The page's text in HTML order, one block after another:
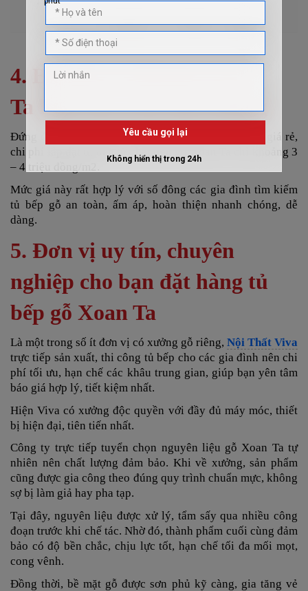
Chọn nơi thiết kế thi công uy tín, có kinh nghiệm
4. Báo giá tủ bếp gỗ Xoan
Ta hiện nay trên thị trường
Đứng đầu danh sách các loại tủ bếp gỗ tự nhiên có giá rẻ,
chi phí lắp đặt tủ bếp từ chất liệu gỗ Xoan Ta chỉ khoảng 3
– 4 triệu đồng/m2.
Mức giá này rất hợp lý với số đông các gia đình tìm kiếm
tủ bếp gỗ an toàn, ấm áp, hoàn thiện nhanh chóng, dễ
dàng.
5. Đơn vị uy tín, chuyên
nghiệp cho bạn đặt hàng tủ
bếp gỗ Xoan Ta
Là một trong số ít đơn vị có xưởng gỗ riêng, Nội Thất Viva
trực tiếp sản xuất, thi công tủ bếp cho các gia đình nên chi
phí tối ưu, hạn chế các khâu trung gian, giúp bạn yên tâm
báo giá hợp lý, tiết kiệm nhất.
Hiện Viva có xưởng độc quyền với đầy đủ máy móc, thiết
bị hiện đại, tiên tiến nhất.
Công ty trực tiếp tuyển chọn nguyên liệu gỗ Xoan Ta tự
nhiên nên chất lượng đảm bảo. Khi về xưởng, sản phẩm
cũng được gia công theo đúng quy trình chuẩn mực, không
sợ bị làm giả hay pha tạp.
Tại đây, nguyên liệu được xử lý, tẩm sấy qua nhiều công
đoạn trước khi chế tác. Nhờ đó, thành phẩm cuối cùng đảm
bảo có độ bền chắc, chịu lực tốt, hạn chế tối đa mối mọt,
cong vênh.
Đồng thời, bề mặt gỗ được sơn phủ kỹ càng, gia tăng vẻ